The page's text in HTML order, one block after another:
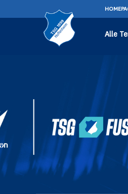
Alle